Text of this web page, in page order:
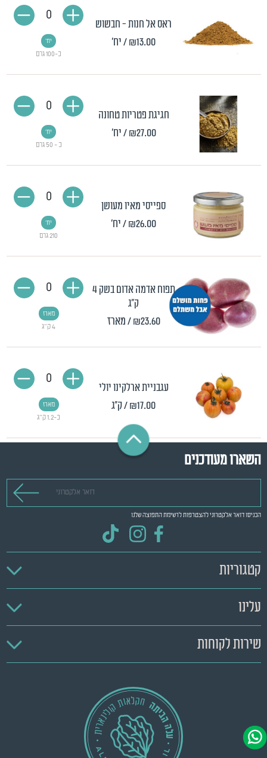
ראס אל חנות - חבשוש
₪13.00/ יח'
כ-100 גרם
יח'
0
חגיגת פטריות טחונה
₪27.00 / יח'
כ - 50 גרם
יח'
0
ספייסי מאיו מעושן
₪26.00/ יח'
210 גרם
יח'
0
תפוח אדמה אדום בשק 4
ק"ג
₪23.60 / מארז 4 ק"ג
מארז
0
עגבניית ארלקינו יולי
₪17.00/ ק"ג
כ-1.2 ק"ג
מארז
0
השארו מעודכנים
הכניסו דואר אלקטרוני להצטרפות לרשימת התפוצה שלנו
קטגוריות
עלינו
שירות לקוחות